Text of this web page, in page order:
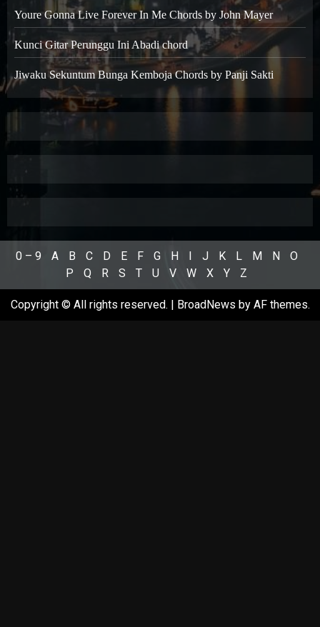
Youre Gonna Live Forever In Me Chords by John Mayer
Kunci Gitar Perunggu Ini Abadi chord
Jiwaku Sekuntum Bunga Kemboja Chords by Panji Sakti
0 – 9 A B C D E F G H I J K L M N
O
P
Q R S T U V W X Y Z
Copyright © All rights reserved. | BroadNews by AF themes.